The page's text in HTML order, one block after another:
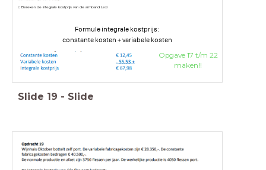
Formule integrale kostprijs:
constante kosten + variabele kosten
c. Bereken de integrale kostprijs van de armband Lexi
Opgave 17 t/m 22
maken!!
Slide 19 - Slide